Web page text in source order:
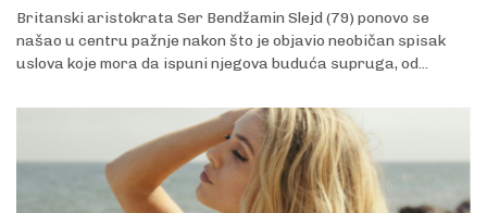
Britanski aristokrata Ser Bendžamin Slejd (79) ponovo se
našao u centru pažnje nakon što je objavio neobičan spisak
uslova koje mora da ispuni njegova buduća supruga, od...